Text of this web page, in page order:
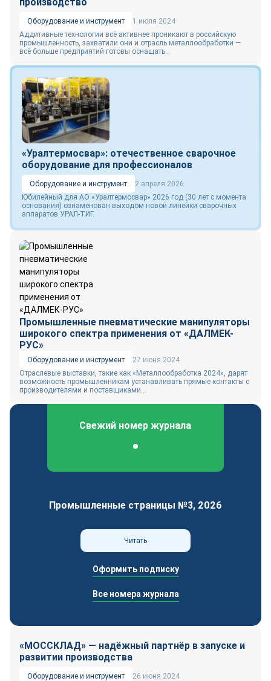
Оборудование и инструмент
1 июля 2024
Аддитивные технологии всё активнее проникают в российскую
промышленность, захватили они и отрасль металлообработки —
всё больше предприятий готовы оснащать...
«Уралтермосвар»: отечественное сварочное
оборудование для профессионалов
Оборудование и инструмент
2 апреля 2026
Юбилейный для АО «Уралтермосвар» 2026 год (30 лет с момента
основания) ознаменован выходом новой линейки сварочных
аппаратов УРАЛ-ТИГ.
Промышленные пневматические манипуляторы
широкого спектра применения от «ДАЛМЕК-
РУС»
Оборудование и инструмент
27 июня 2024
Отраслевые выставки, такие как «Металлообработка 2024», дарят
возможность промышленникам устанавливать прямые контакты с
производителями и поставщиками...
Свежий номер журнала
Промышленные страницы №3, 2026
Читать
Оформить подписку
Все номера журнала
«МОССКЛАД» — надёжный партнёр в запуске и
развитии производства
Оборудование и инструмент
26 июня 2024